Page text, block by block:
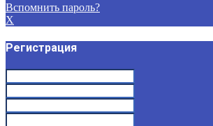
Вспомнить пароль?
X
Регистрация